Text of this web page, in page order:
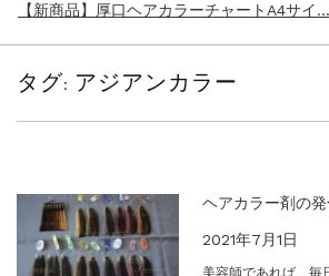
【新商品】厚口ヘアカラーチャートA4サイ...
新着情報
2024.4.10
新着情報
2026.7.1
2026年度夏季・シルバーウィーク休業の...
新着情報
2025.3.11
タグ: アジアンカラー
ヘアカラー剤の
2021年7月1日
美容師であれば、毎